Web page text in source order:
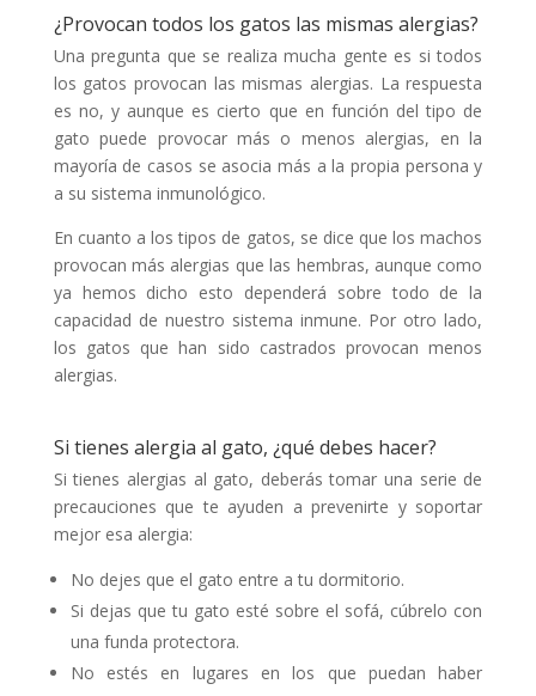
¿Provocan todos los gatos las mismas alergias?
Una pregunta que se realiza mucha gente es si todos
los gatos provocan las mismas alergias. La respuesta
es no, y aunque es cierto que en función del tipo de
gato puede provocar más o menos alergias, en la
mayoría de casos se asocia más a la propia persona y
a su sistema inmunológico.
En cuanto a los tipos de gatos, se dice que los machos
provocan más alergias que las hembras, aunque como
ya hemos dicho esto dependerá sobre todo de la
capacidad de nuestro sistema inmune. Por otro lado,
los gatos que han sido castrados provocan menos
alergias.
Si tienes alergia al gato, ¿qué debes hacer?
Si tienes alergias al gato, deberás tomar una serie de
precauciones que te ayuden a prevenirte y soportar
mejor esa alergia:
No dejes que el gato entre a tu dormitorio.
Si dejas que tu gato esté sobre el sofá, cúbrelo con
una funda protectora.
No estés en lugares en los que puedan haber